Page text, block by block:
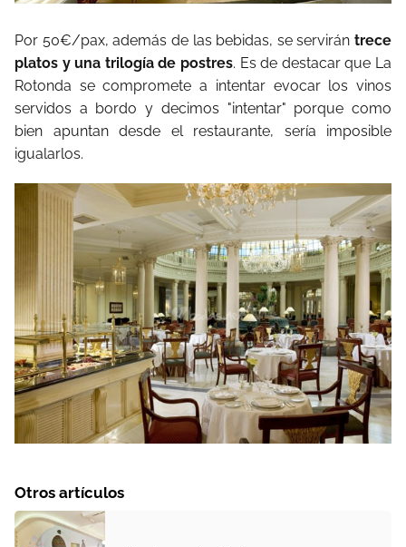
Por 50€/pax, además de las bebidas, se servirán trece
platos y una trilogía de postres. Es de destacar que La
Rotonda se compromete a intentar evocar los vinos
servidos a bordo y decimos "intentar" porque como
bien apuntan desde el restaurante, sería imposible
igualarlos.
Otros artículos